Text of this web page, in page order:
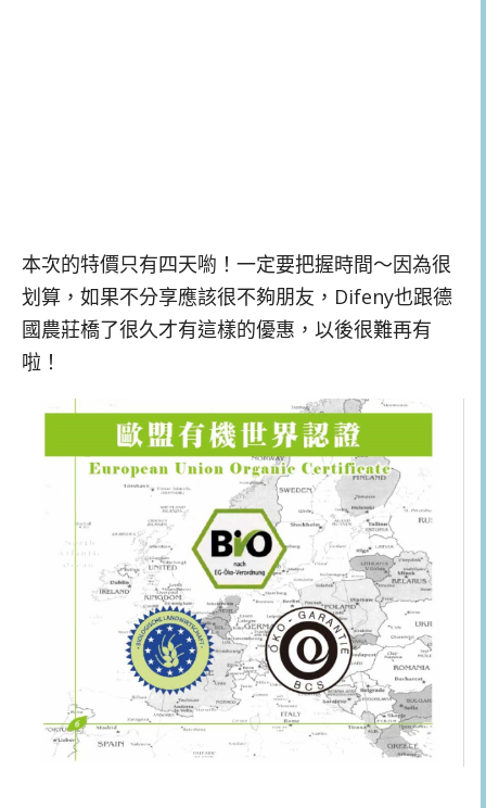
本次的特價只有四天喲！一定要把握時間～因為很
划算，如果不分享應該很不夠朋友，Difeny也跟德
國農莊橋了很久才有這樣的優惠，以後很難再有
啦！